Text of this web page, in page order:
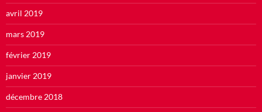
avril 2019
mars 2019
février 2019
janvier 2019
décembre 2018